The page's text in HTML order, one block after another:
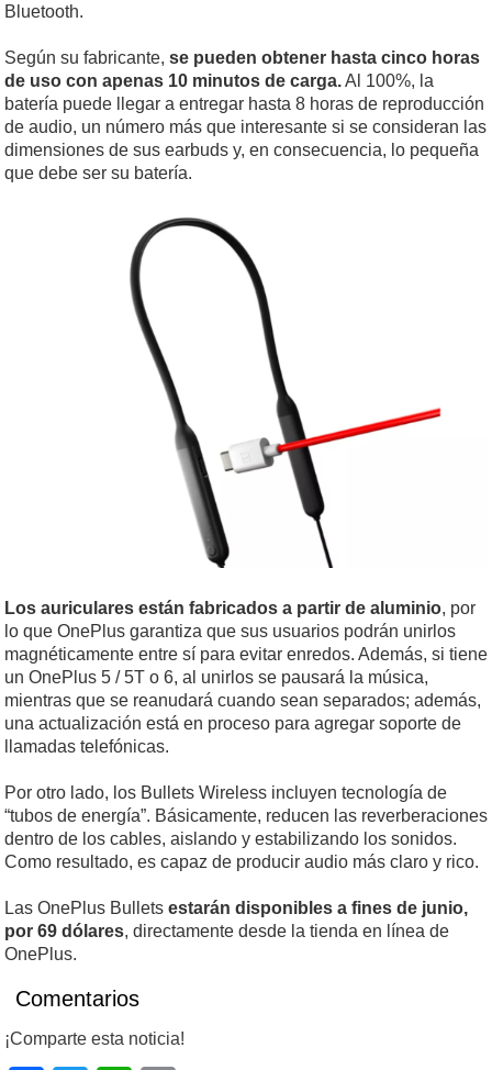
Bluetooth.
Según su fabricante, se pueden obtener hasta cinco horas
de uso con apenas 10 minutos de carga.Al 100%, la
batería puede llegar a entregar hasta 8 horas de reproducción
de audio, un número más que interesante si se consideran las
dimensiones de sus earbuds y, en consecuencia, lo pequeña
que debe ser su batería.
Los auriculares están fabricados a partir de aluminio, por
lo que OnePlus garantiza que sus usuarios podrán unirlos
magnéticamente entre sí para evitar enredos. Además, si tiene
un OnePlus 5 / 5T o 6, al unirlos se pausará la música,
mientras que se reanudará cuando sean separados; además,
una actualización está en proceso para agregar soporte de
llamadas telefónicas.
Por otro lado, los Bullets Wireless incluyen tecnología de
“tubos de energía”. Básicamente, reducen las reverberaciones
dentro de los cables, aislando y estabilizando los sonidos.
Como resultado, es capaz de producir audio más claro y rico.
Las OnePlus Bullets estarán disponibles a fines de junio,
por 69 dólares, directamente desde la tienda en línea de
OnePlus.
Comentarios
¡Comparte esta noticia!